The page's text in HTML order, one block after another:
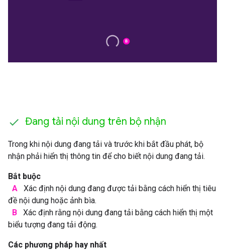
Đang tải nội dung trên bộ nhận
Trong khi nội dung đang tải và trước khi bắt đầu phát, bộ
nhận phải hiển thị thông tin để cho biết nội dung đang tải.
Bắt buộc
A
Xác định nội dung đang được tải bằng cách hiển thị tiêu
đề nội dung hoặc ảnh bìa.
B
Xác định rằng nội dung đang tải bằng cách hiển thị một
biểu tượng đang tải động.
Các phương pháp hay nhất